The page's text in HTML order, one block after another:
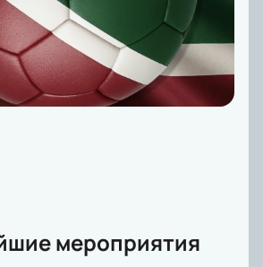
мероприятия